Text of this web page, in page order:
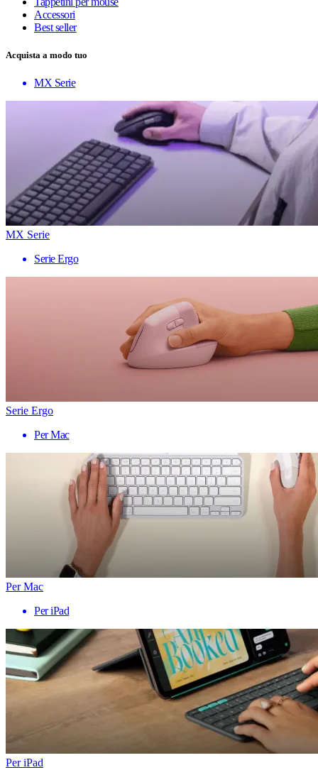
Accessori
Best seller
Acquista a modo tuo
MX Serie
MX Serie
Serie Ergo
Serie Ergo
Per Mac
Per Mac
Per iPad
Per iPad